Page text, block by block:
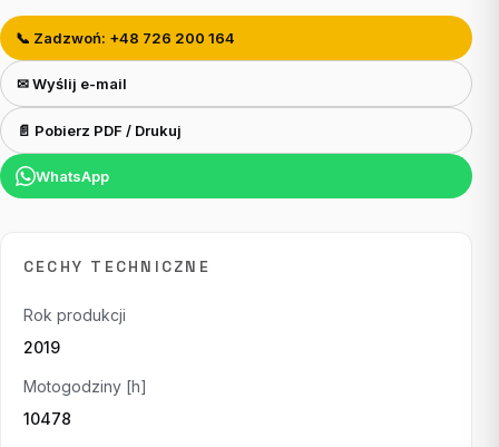
📞 Zadzwoń: +48 726 200 164
✉ Wyślij e-mail
📄 Pobierz PDF / Drukuj
WhatsApp
CECHY TECHNICZNE
Rok produkcji
2019
Motogodziny [h]
10478